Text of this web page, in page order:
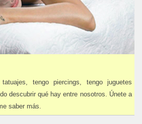
tengo piercings, tengo juguetes
descubrir qué hay entre nosotros. Únete a
saber más.